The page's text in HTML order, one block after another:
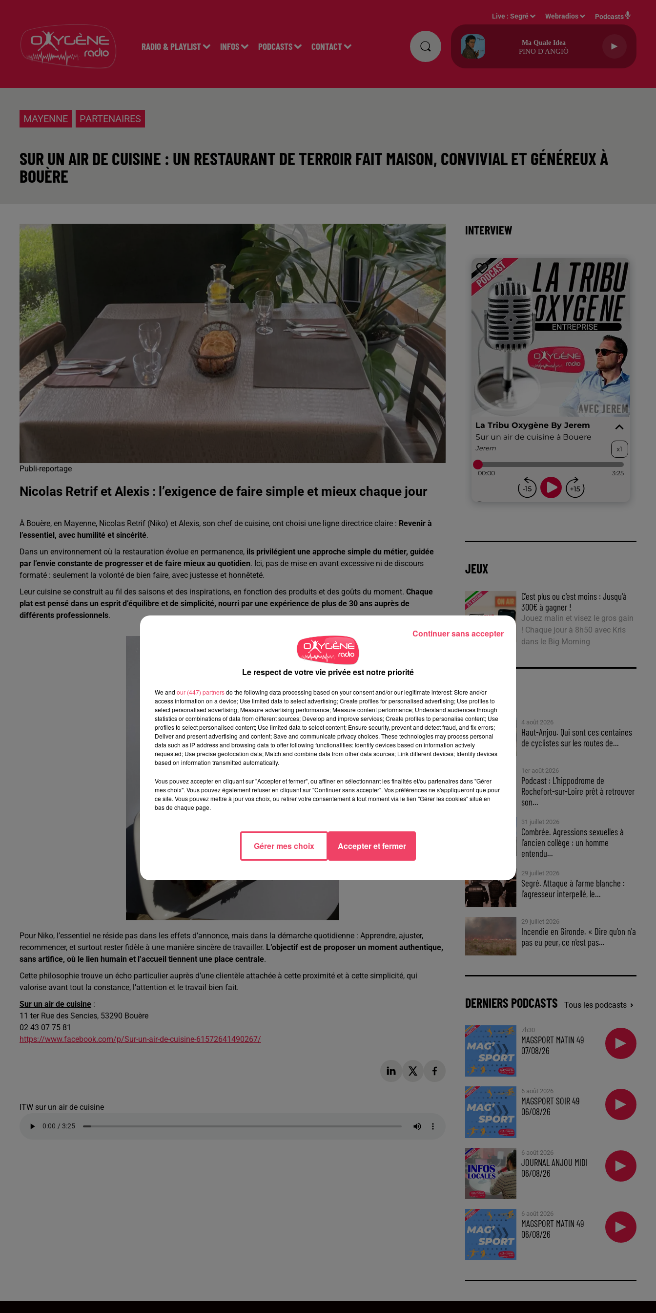
RADIO & PLAYLIST INFOS PODCASTS CONTACT
Live :Segré Webradios Podcasts
Ma Quale Idea
PINO D'ANGIÒ
MAYENNE PARTENAIRES
SUR UN AIR DE CUISINE : UN RESTAURANT DE TERROIR FAIT MAISON, CONVIVIAL ET GÉNÉREUX À
BOUÈRE
Publi-reportage
Nicolas Retrif et Alexis : l’exigence de faire simple et mieux chaque jour
À Bouère, en Mayenne, Nicolas Retrif (Niko) et Alexis, son chef de cuisine, ont choisi une ligne directrice claire : Revenir à
l’essentiel, avec humilité et sincérité.
Dans un environnement où la restauration évolue en permanence, ils privilégient une approche simple du métier, guidée
par l’envie constante de progresser et de faire mieux au quotidien. Ici, pas de mise en avant excessive ni de discours
formaté : seulement la volonté de bien faire, avec justesse et honnêteté.
Leur cuisine se construit au fil des saisons et des inspirations, en fonction des produits et des goûts du moment. Chaque
plat est pensé dans un esprit d’équilibre et de simplicité, nourri par une expérience de plus de 30 ans auprès de
différents professionnels.
Pour Niko, l’essentiel ne réside pas dans les effets d’annonce, mais dans la démarche quotidienne : Apprendre, ajuster,
recommencer, et surtout rester fidèle à une manière sincère de travailler. L’objectif est de proposer un moment authentique,
sans artifice, où le lien humain et l’accueil tiennent une place centrale.
Cette philosophie trouve un écho particulier auprès d’une clientèle attachée à cette proximité et à cette simplicité, qui
valorise avant tout la constance, l’attention et le travail bien fait.
Sur un air de cuisine :
11 ter Rue des Sencies, 53290 Bouère
02 43 07 75 81
https://www.facebook.com/p/Sur-un-air-de-cuisine-61572641490267/
ITW sur un air de cuisine
INTERVIEW
JEUX
C'est plus ou c'est moins : Jusqu'à
300€ à gagner !
Jouez malin et visez le gros gain
! Chaque jour à 8h50 avec Kris
dans le Big Morning
FIL INFOS
4 août 2026
Haut-Anjou. Qui sont ces centaines
de cyclistes sur les routes de...
1er août 2026
Podcast : L’hippodrome de
Rochefort-sur-Loire prêt à retrouver
son...
31 juillet 2026
Combrée. Agressions sexuelles à
l'ancien collège : un homme
entendu...
29 juillet 2026
Segré. Attaque à l'arme blanche :
l'agresseur interpellé, le...
29 juillet 2026
Incendie en Gironde. « Dire qu'on n'a
pas eu peur, ce n'est pas...
DERNIERS PODCASTS Tous les podcasts
7h30
MAGSPORT MATIN 49
07/08/26
6 août 2026
MAGSPORT SOIR 49
06/08/26
6 août 2026
JOURNAL ANJOU MIDI
06/08/26
6 août 2026
MAGSPORT MATIN 49
06/08/26
Le respect de votre vie privée est notre priorité
We and our (447) partnersdo the following data processing based on your consent and/or our legitimate interest: Store and/or
access information on a device; Use limited data to select advertising; Create profiles for personalised advertising; Use profiles to
select personalised advertising; Measure advertising performance; Measure content performance; Understand audiences through
statistics or combinations of data from different sources; Develop and improve services; Create profiles to personalise content; Use
profiles to select personalised content; Use limited data to select content; Ensure security, prevent and detect fraud, and fix errors;
Deliver and present advertising and content; Save and communicate privacy choices. These technologies may process personal
data such as IP address and browsing data to offer following functionalities: Identify devices based on information actively
requested; Use precise geolocation data; Match and combine data from other data sources; Link different devices; Identify devices
based on information transmitted automatically.
Vous pouvez accepter en cliquant sur "Accepter et fermer", ou affiner en sélectionnant les finalités et/ou partenaires dans "Gérer
mes choix". Vous pouvez également refuser en cliquant sur "Continuer sans accepter". Vos préférences ne s'appliqueront que pour
ce site. Vous pouvez mettre à jour vos choix, ou retirer votre consentement à tout moment via le lien "Gérer les cookies" situé en
bas de chaque page.
Gérer mes choix Accepter et fermer
Continuer sans accepter